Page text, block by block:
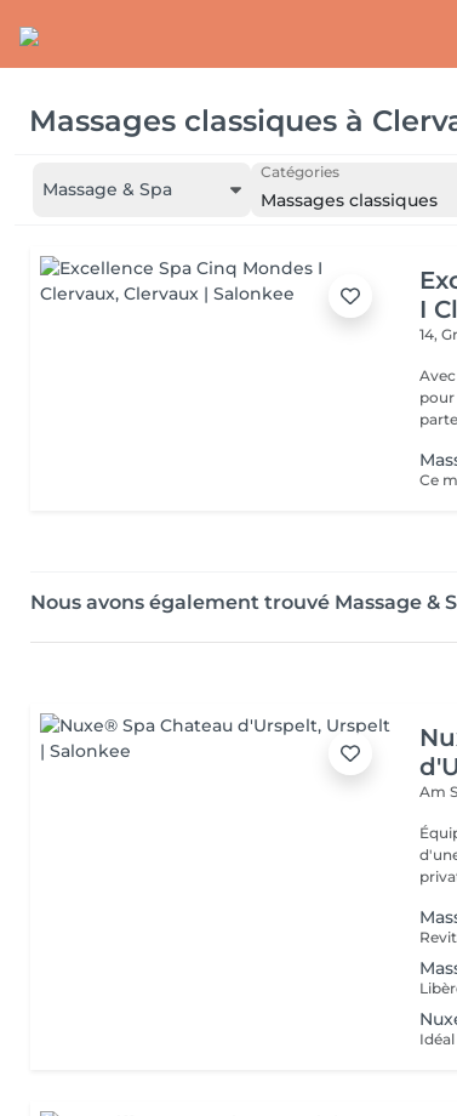
Massages classiques à
Massage & Spa
Catégories
Massages classiques
I
14,
pour
Nous avons également trouvé Massage &
Am